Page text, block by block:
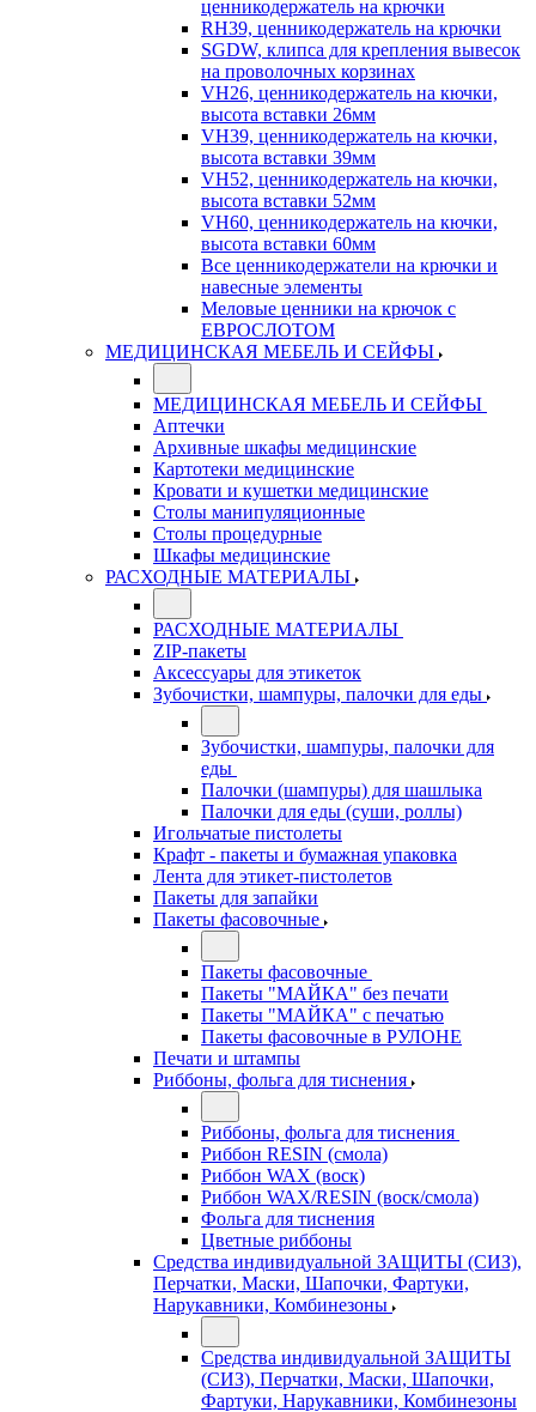
ценникодержатель на крючки
RH39, ценникодержатель на крючки
SGDW, клипса для крепления вывесок
на проволочных корзинах
VH26, ценникодержатель на кючки,
высота вставки 26мм
VH39, ценникодержатель на кючки,
высота вставки 39мм
VH52, ценникодержатель на кючки,
высота вставки 52мм
VH60, ценникодержатель на кючки,
высота вставки 60мм
Все ценникодержатели на крючки и
навесные элементы
Меловые ценники на крючок с
ЕВРОСЛОТОМ
МЕДИЦИНСКАЯ МЕБЕЛЬ И СЕЙФЫ
МЕДИЦИНСКАЯ МЕБЕЛЬ И СЕЙФЫ
Аптечки
Архивные шкафы медицинские
Картотеки медицинские
Кровати и кушетки медицинские
Столы манипуляционные
Столы процедурные
Шкафы медицинские
РАСХОДНЫЕ МАТЕРИАЛЫ
РАСХОДНЫЕ МАТЕРИАЛЫ
ZIP-пакеты
Аксессуары для этикеток
Зубочистки, шампуры, палочки для еды
Зубочистки, шампуры, палочки для
еды
Палочки (шампуры) для шашлыка
Палочки для еды (суши, роллы)
Игольчатые пистолеты
Крафт - пакеты и бумажная упаковка
Лента для этикет-пистолетов
Пакеты для запайки
Пакеты фасовочные
Пакеты фасовочные
Пакеты "МАЙКА" без печати
Пакеты "МАЙКА" с печатью
Пакеты фасовочные в РУЛОНЕ
Печати и штампы
Риббоны, фольга для тиснения
Риббоны, фольга для тиснения
Риббон RESIN (смола)
Риббон WAX (воск)
Риббон WAX/RESIN (воск/смола)
Фольга для тиснения
Цветные риббоны
Средства индивидуальной ЗАЩИТЫ (СИЗ),
Перчатки, Маски, Шапочки, Фартуки,
Нарукавники, Комбинезоны
Средства индивидуальной ЗАЩИТЫ
(СИЗ), Перчатки, Маски, Шапочки,
Фартуки, Нарукавники, Комбинезоны